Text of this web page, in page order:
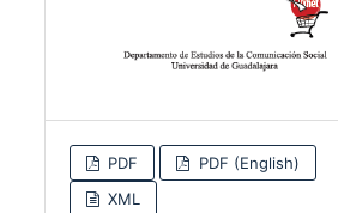
PDF
PDF (English)
XML